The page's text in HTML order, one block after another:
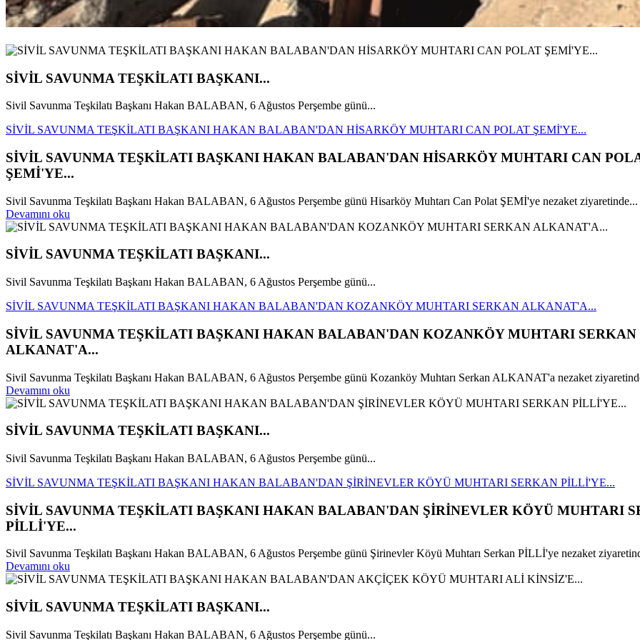
SİVİL SAVUNMA TEŞKİLATI BAŞKANI...
Sivil Savunma Teşkilatı Başkanı Hakan BALABAN, 6 Ağustos Perşembe günü...
SİVİL SAVUNMA TEŞKİLATI BAŞKANI HAKAN BALABAN'DAN HİSARKÖY MUHTARI CAN POLAT ŞEMİ'YE...
SİVİL SAVUNMA TEŞKİLATI BAŞKANI HAKAN BALABAN'DAN HİSARKÖY MUHTARI CAN
ŞEMİ'YE...
Sivil Savunma Teşkilatı Başkanı Hakan BALABAN, 6 Ağustos Perşembe günü Hisarköy Muhtarı Can Polat ŞEMİ'ye nezaket ziyaretinde...
Devamını oku
SİVİL SAVUNMA TEŞKİLATI BAŞKANI...
Sivil Savunma Teşkilatı Başkanı Hakan BALABAN, 6 Ağustos Perşembe günü...
SİVİL SAVUNMA TEŞKİLATI BAŞKANI HAKAN BALABAN'DAN KOZANKÖY MUHTARI SERKAN ALKANAT'A...
SİVİL SAVUNMA TEŞKİLATI BAŞKANI HAKAN BALABAN'DAN KOZANKÖY MUHTARI SERKAN
ALKANAT'A...
Sivil Savunma Teşkilatı Başkanı Hakan BALABAN, 6 Ağustos Perşembe günü Kozanköy Muhtarı Serkan ALKANAT'a nezaket
Devamını oku
SİVİL SAVUNMA TEŞKİLATI BAŞKANI...
Sivil Savunma Teşkilatı Başkanı Hakan BALABAN, 6 Ağustos Perşembe günü...
SİVİL SAVUNMA TEŞKİLATI BAŞKANI HAKAN BALABAN'DAN ŞİRİNEVLER KÖYÜ MUHTARI SERKAN PİLLİ'YE...
SİVİL SAVUNMA TEŞKİLATI BAŞKANI HAKAN BALABAN'DAN ŞİRİNEVLER KÖYÜ MUHTARI
PİLLİ'YE...
Sivil Savunma Teşkilatı Başkanı Hakan BALABAN, 6 Ağustos Perşembe günü Şirinevler Köyü Muhtarı Serkan PİLLİ'ye nezaket
Devamını oku
SİVİL SAVUNMA TEŞKİLATI BAŞKANI...
Sivil Savunma Teşkilatı Başkanı Hakan BALABAN, 6 Ağustos Perşembe günü...